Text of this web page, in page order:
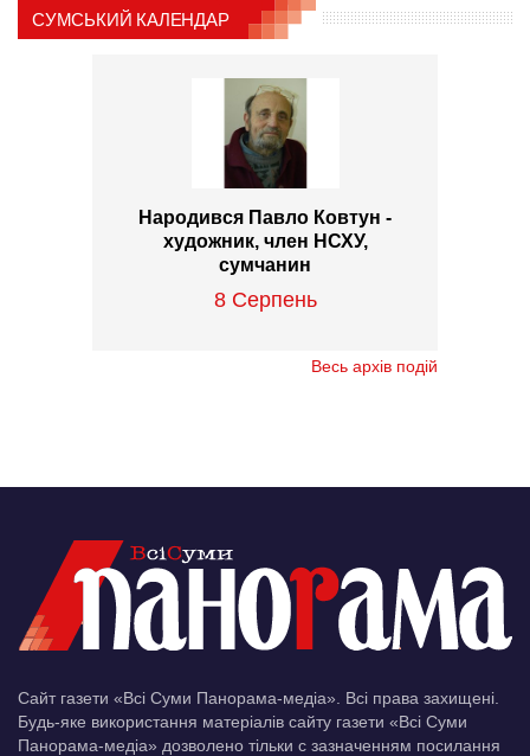
СУМСЬКИЙ КАЛЕНДАР
Народився Павло Ковтун -
художник, член НСХУ,
сумчанин
8 Серпень
Весь архів подій
Сайт газети «Всі Суми Панорама-медіа». Всі права захищені.
Будь-яке використання матеріалів сайту газети «Всі Суми
Панорама-медіа» дозволено тільки c зазначенням посилання